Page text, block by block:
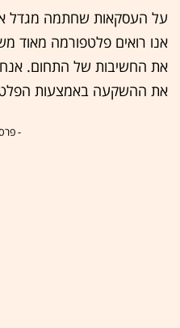
על העסקאות שחתמה מגדל
אנו רואים פלטפורמה מאוד
את החשיבות של התחום.
את ההשקעה באמצעות
-